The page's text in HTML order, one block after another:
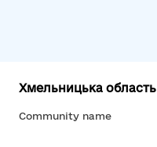
Хмельницька область
Community name